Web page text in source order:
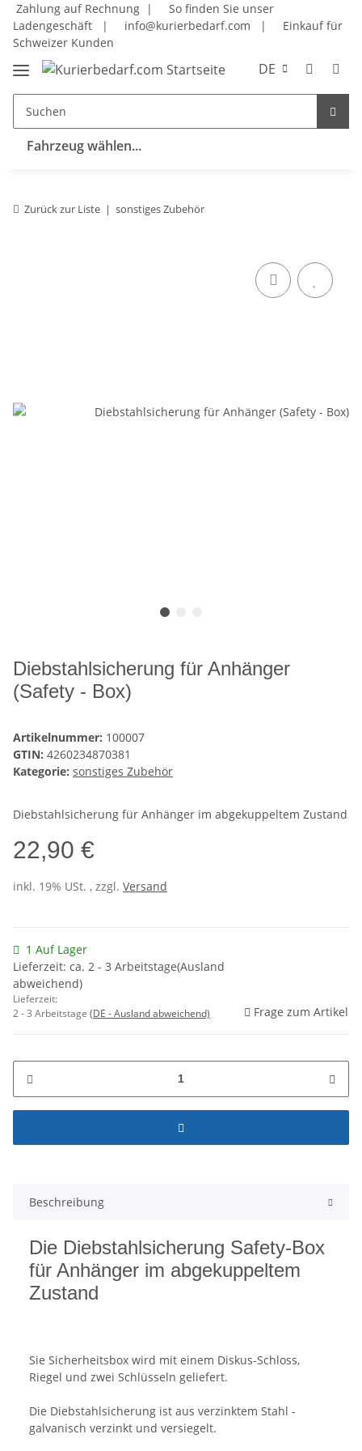
Zahlung auf Rechnung |
So finden Sie unser
Ladengeschäft
| info@kurierbedarf.com |
Einkauf für
Schweizer Kunden
DE
Fahrzeug wählen...
Zurück zur Liste sonstiges Zubehör
Diebstahlsicherung für Anhänger
(Safety - Box)
Artikelnummer: 100007
GTIN: 4260234870381
Kategorie: sonstiges Zubehör
Diebstahlsicherung für Anhänger im abgekuppeltem Zustand
22,90 €
inkl. 19% USt. , zzgl. Versand
1 Auf Lager
Lieferzeit: ca. 2 - 3 Arbeitstage(Ausland
abweichend)
Lieferzeit:
2 - 3 Arbeitstage (DE - Ausland abweichend) Frage zum Artikel
Beschreibung
Die Diebstahlsicherung Safety-Box
für Anhänger im abgekuppeltem
Zustand
Sie Sicherheitsbox wird mit einem Diskus-Schloss,
Riegel und zwei Schlüsseln geliefert.
Die Diebstahlsicherung ist aus verzinktem Stahl -
galvanisch verzinkt und versiegelt.